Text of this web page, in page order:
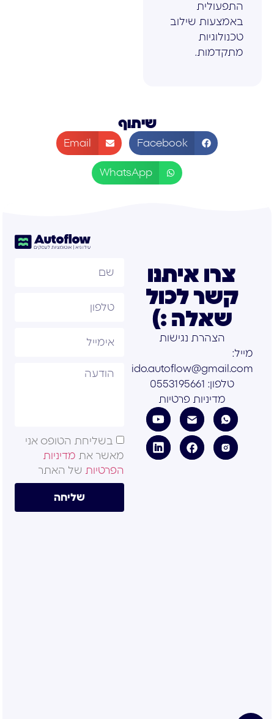
התפעולית
באמצעות שילוב
טכנולוגיות
מתקדמות.
שיתוף
Facebook
Email
WhatsApp
צרו איתנו
קשר לכול
שאלה :)
הצהרת נגישות
מייל:
ido.autoflow@gmail.com
טלפון: 0553195661
מדיניות פרטיות
בשליחת הטופס אני
מאשר את מדיניות
הפרטיות של האתר
שליחה